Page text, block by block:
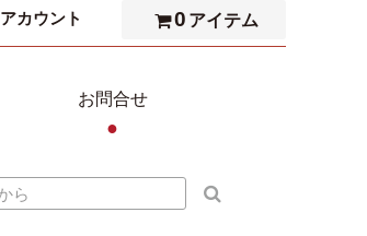
アカウント 0 アイテム
お問合せ
●